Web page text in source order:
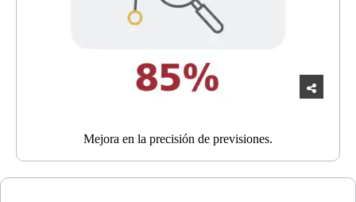
Mejora en la precisión de previsiones.